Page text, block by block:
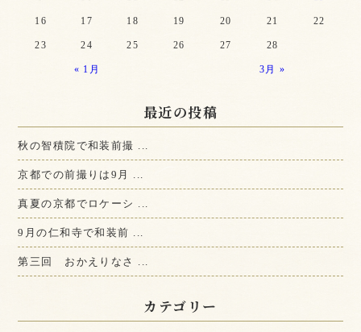
« 1月 3月 »
16 17 18 19 20 21 22
23 24 25 26 27 28
最近の投稿
秋の智積院で和装前撮 ...
京都での前撮りは9月 ...
真夏の京都でロケーシ ...
9月の仁和寺で和装前 ...
第三回 おかえりなさ ...
カテゴリー